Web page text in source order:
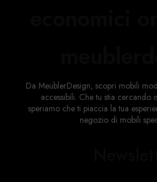
Da MeublerDesign, scopri mobili
accessibili. Che tu stia cercando
speriamo che ti piaccia la tua
negozio di mobili